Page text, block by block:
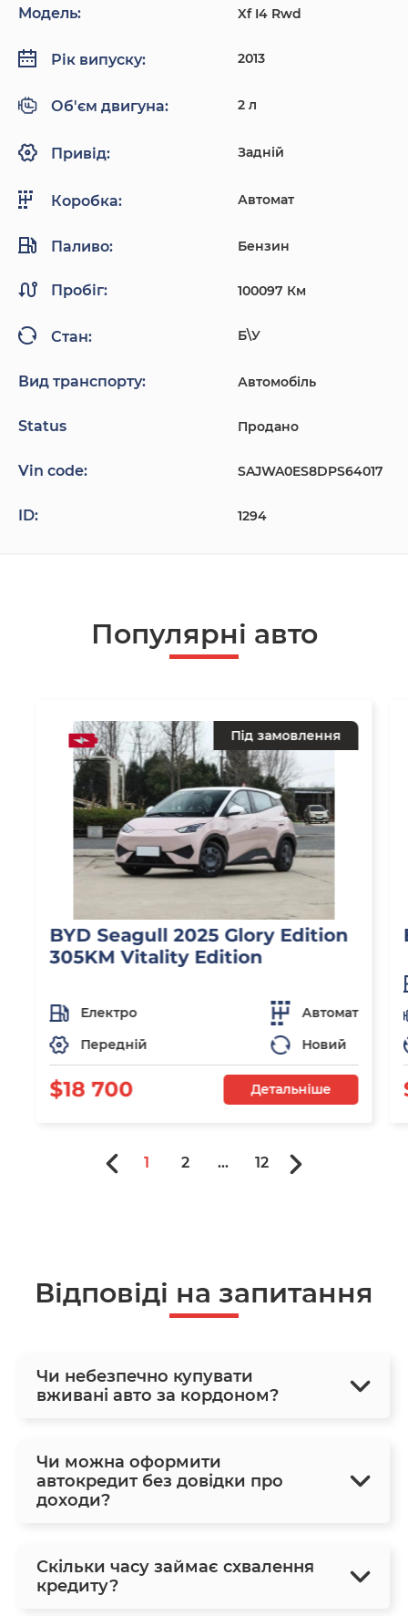
Модель: Xf I4 Rwd
Рік випуску: 2013
Об'єм двигуна: 2 л
Привід: Задній
Коробка: Автомат
Паливо: Бензин
Пробіг: 100097 Км
Стан: Б\У
Вид транспорту: Автомобіль
Status Продано
Vin code: SAJWA0ES8DPS64017
ID: 1294
Популярнi авто
Під замовлення
BYD Seagull 2025 Glory Edition
305KM Vitality Edition
Електро
Автомат
Передній
Новий
$18 700 Детальніше
1 2 ... 12
Відповіді на запитання
Чи небезпечно купувати
вживані авто за кордоном?
Чи можна оформити
автокредит без довідки про
доходи?
Скільки часу займає схвалення
кредиту?